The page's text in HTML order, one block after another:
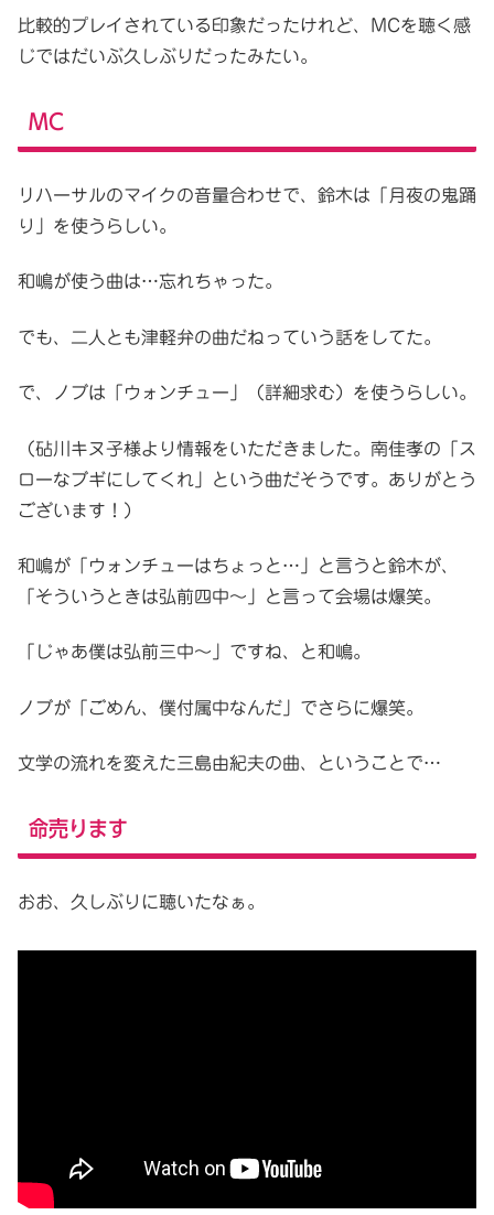
比較的プレイされている印象だったけれど、MCを聴く感
じではだいぶ久しぶりだったみたい。
MC
リハーサルのマイクの音量合わせで、鈴木は「月夜の鬼踊
り」を使うらしい。
和嶋が使う曲は…忘れちゃった。
でも、二人とも津軽弁の曲だねっていう話をしてた。
で、ノブは「ウォンチュー」（詳細求む）を使うらしい。
（砧川キヌ子様より情報をいただきました。南佳孝の「ス
ローなブギにしてくれ」という曲だそうです。ありがとう
ございます！）
和嶋が「ウォンチューはちょっと…」と言うと鈴木が、
「そういうときは弘前四中～」と言って会場は爆笑。
「じゃあ僕は弘前三中～」ですね、と和嶋。
ノブが「ごめん、僕付属中なんだ」でさらに爆笑。
文学の流れを変えた三島由紀夫の曲、ということで…
命売ります
おお、久しぶりに聴いたなぁ。